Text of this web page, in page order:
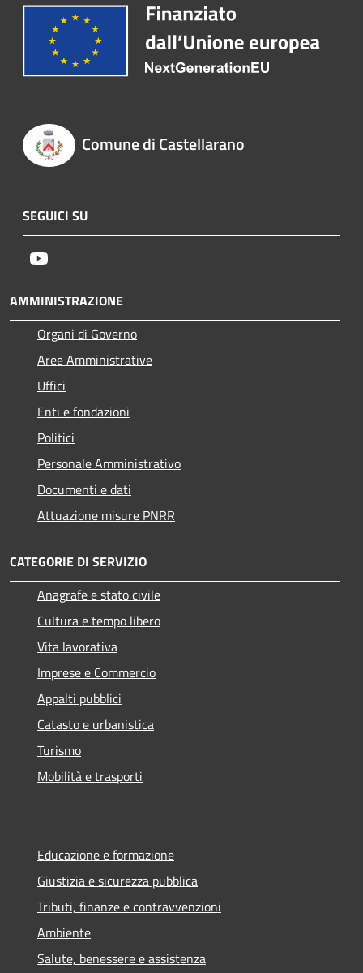
Comune di Castellarano
SEGUICI SU
AMMINISTRAZIONE
Organi di Governo
Aree Amministrative
Uffici
Enti e fondazioni
Politici
Personale Amministrativo
Documenti e dati
Attuazione misure PNRR
CATEGORIE DI SERVIZIO
Anagrafe e stato civile
Cultura e tempo libero
Vita lavorativa
Imprese e Commercio
Appalti pubblici
Catasto e urbanistica
Turismo
Mobilità e trasporti
Educazione e formazione
Giustizia e sicurezza pubblica
Tributi, finanze e contravvenzioni
Ambiente
Salute, benessere e assistenza